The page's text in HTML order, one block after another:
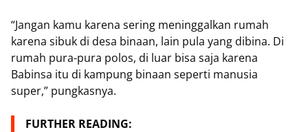
“Jangan kamu karena sering meninggalkan rumah
karena sibuk di desa binaan, lain pula yang dibina. Di
rumah pura-pura polos, di luar bisa saja karena
Babinsa itu di kampung binaan seperti manusia
super,” pungkasnya.
FURTHER READING: